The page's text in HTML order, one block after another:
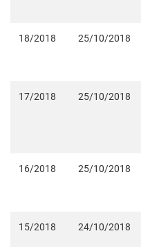
18/2018 25/10/2018
17/2018 25/10/2018
16/2018 25/10/2018
15/2018 24/10/2018